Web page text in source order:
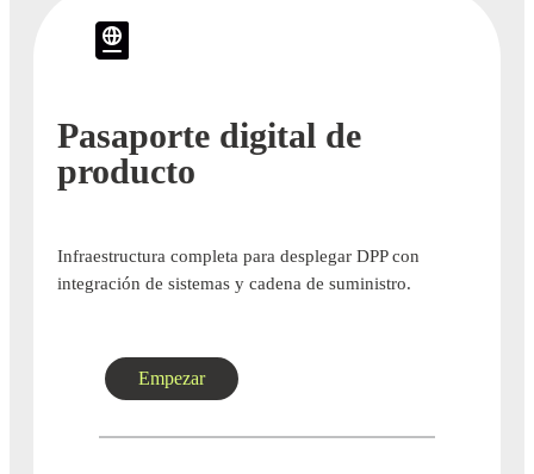
Pasaporte digital de
producto
Infraestructura completa para desplegar DPP con
integración de sistemas y cadena de suministro.
Empezar